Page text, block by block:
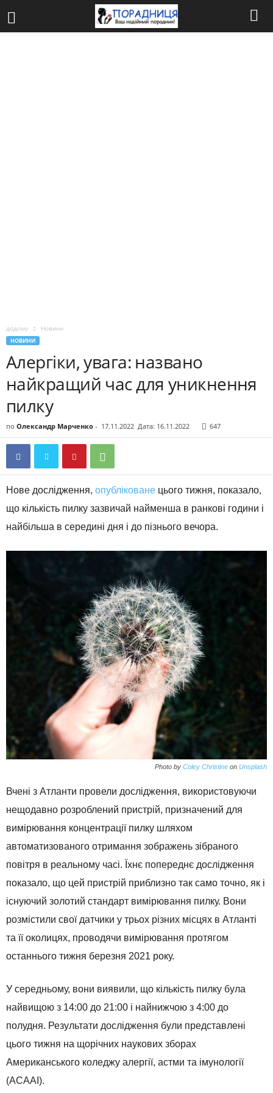
додому Новини
НОВИНИ
Алергіки, увага: названо
найкращий час для уникнення
пилку
по Олександр Марченко - 17.11.2022 Дата: 16.11.2022 647
Нове дослідження, опубліковане цього тижня, показало,
що кількість пилку зазвичай найменша в ранкові години і
найбільша в середині дня і до пізнього вечора.
Photo by Coley Christine on Unsplash
Вчені з Атланти провели дослідження, використовуючи
нещодавно розроблений пристрій, призначений для
вимірювання концентрації пилку шляхом
автоматизованого отримання зображень зібраного
повітря в реальному часі. Їхнє попереднє дослідження
показало, що цей пристрій приблизно так само точно, як і
існуючий золотий стандарт вимірювання пилку. Вони
розмістили свої датчики у трьох різних місцях в Атланті
та її околицях, проводячи вимірювання протягом
останнього тижня березня 2021 року.
У середньому, вони виявили, що кількість пилку була
найвищою з 14:00 до 21:00 і найнижчою з 4:00 до
полудня. Результати дослідження були представлені
цього тижня на щорічних наукових зборах
Американського коледжу алергії, астми та імунології
(ACAAI).